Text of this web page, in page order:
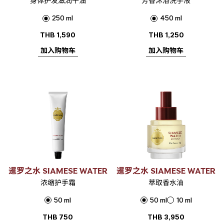
250 ml
THB 1,590
加入购物车
450 ml
THB 1,250
加入购物车
暹罗之水 SIAMESE WATER
浓缩护手霜
50 ml
THB 750
暹罗之水 SIAMESE WATER
萃取香水油
50 ml
10 ml
THB 3,950